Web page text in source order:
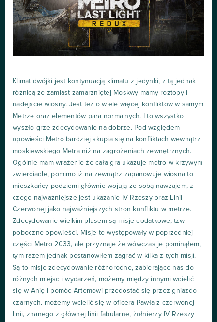
Klimat dwójki jest kontynuacją klimatu z jedynki, z tą jednak
różnicą że zamiast zamarzniętej Moskwy mamy roztopy i
nadejście wiosny. Jest też o wiele więcej konfliktów w samym
Metrze oraz elementów para normalnych. I to wszystko
wyszło grze zdecydowanie na dobrze. Pod względem
opowieści Metro bardziej skupia się na konfliktach wewnątrz
moskiewskiego Metra niż na zagrożeniach zewnętrznych.
Ogólnie mam wrażenie że cała gra ukazuje metro w krzywym
zwierciadle, pomimo iż na zewnątrz zapanowuje wiosna to
mieszkańcy podziemi głównie wojują ze sobą nawzajem, z
czego najważniejsze jest ukazanie IV Rzeszy oraz Linii
Czerwonej jako najważniejszych stron konfliktu w metrze.
Zdecydowanie wielkim plusem są misje dodatkowe, tzw
poboczne opowieści. Misje te występowały w poprzedniej
części Metro 2033, ale przyznaje że wówczas je pominąłem,
tym razem jednak postanowiłem zagrać w kilka z tych misji.
Są to misje zdecydowanie różnorodne, zabierające nas do
różnych miejsc i wydarzeń, możemy między innymi wcielić
się w Anię i pomóc Artemowi przedostać się przez gniazdo
czarnych, możemy wcielić się w oficera Pawła z czerwonej
linii, znanego z głównej linii fabularne, żołnierzy IV Rzeszy